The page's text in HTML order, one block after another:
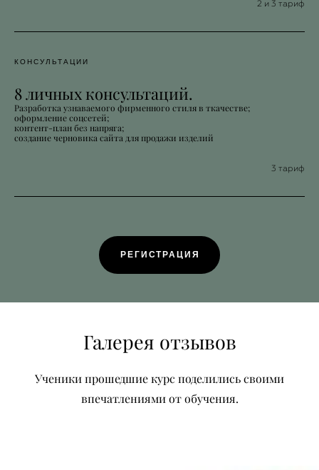
2 и 3 тариф
КОНСУЛЬТАЦИИ
8 личных консультаций.
Разработка узнаваемого фирменного стиля в ткачестве;
оформление соцсетей;
контент-план без напряга;
создание черновика сайта для продажи изделий
3 тариф
РЕГИСТРАЦИЯ
Галерея отзывов
Ученики прошедшие курс поделились своими
впечатлениями от обучения.